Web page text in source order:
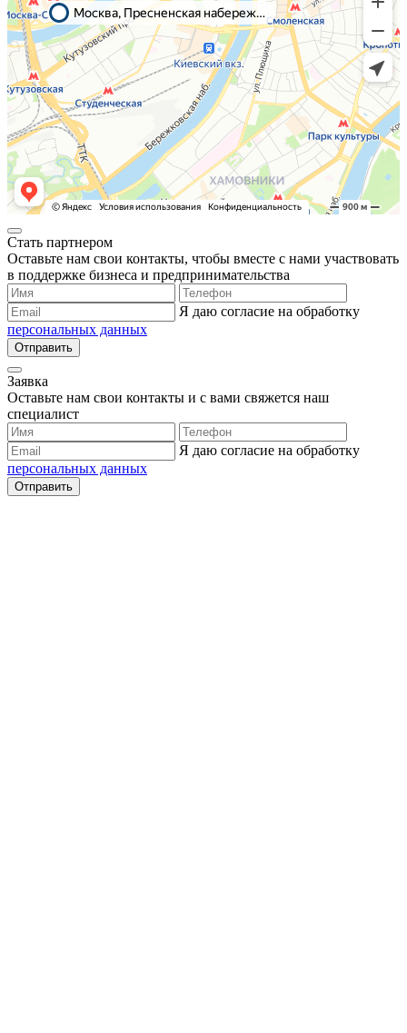
Стать партнером
Оставьте нам свои контакты, чтобы вместе с нами участвовать
в поддержке бизнеса и предпринимательства
Я даю согласие на обработку
персональных данных
Отправить
Заявка
Оставьте нам свои контакты и с вами свяжется наш
специалист
Я даю согласие на обработку
персональных данных
Отправить